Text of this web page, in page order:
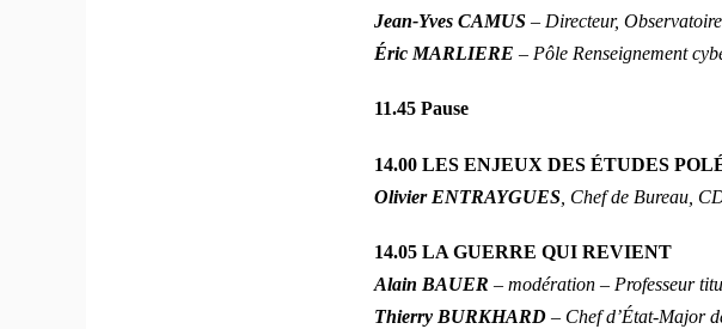
Jean-Yves CAMUS– Directeur,
Éric MARLIERE– Pôle Renseignement
11.45Pause
14.00 LES ENJEUX DES ÉTUDES
Olivier ENTRAYGUES , Chef de Bureau,
14.05 LA GUERRE QUI REVIENT
Alain BAUER– modération – Professeur
Thierry BURKHARD– Chef d’État-Major